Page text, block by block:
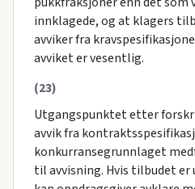
innklagede, og at klagers
avviker fra
avviket er vesentlig.
(23)
Utgangspunktet etter
avvik fra
konkurransegrunnlaget
til avvisning. Hvis tilbudet